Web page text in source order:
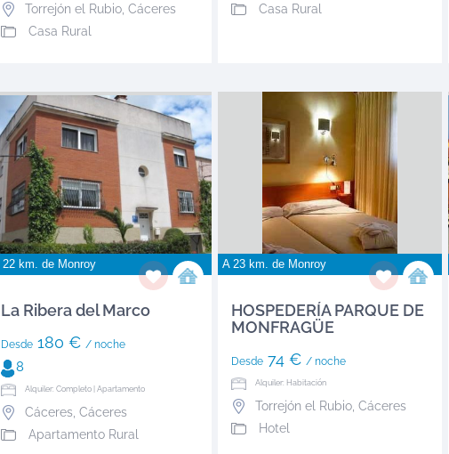
Torrejón el Rubio Cáceres
Casa Rural
Casa Rural
22 km. de Monroy
La Ribera del Marco
Desde 180 € / noche
8
Alquiler: Completo | Apartamento
Cáceres Cáceres
Apartamento Rural
A 23 km. de Monroy
HOSPEDERÍA PARQUE DE
MONFRAGÜE
Desde74 € / noche
Alquiler: Habitación
Torrejón el Rubio, Cáceres
Hotel